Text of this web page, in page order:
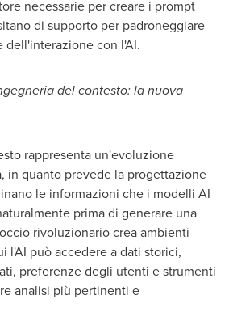
necessarie per creare i prompt
di supporto per padroneggiare
con l'AI.
del contesto: la nuova
rappresenta un'evoluzione
in quanto prevede la progettazione
le informazioni che i modelli AI
prima di generare una
rivoluzionario crea ambienti
l'AI può accedere a dati storici,
preferenze degli utenti e strumenti
analisi più pertinenti e